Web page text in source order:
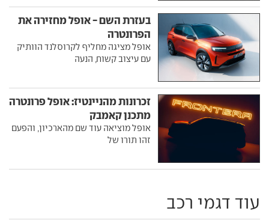
בעזרת השם - אופל מחזירה את
הפרונטרה
אופל מציגה מחליף לקרוסלנד הוותיק
עם עיצוב קשוח, הנעה
זכרונות מהניינטיז: אופל פרונטרה
מתכנן קאמבק
אופל מוציאה עוד שם מהארכיון, והפעם
זהו תורו של
עוד דגמי רכב